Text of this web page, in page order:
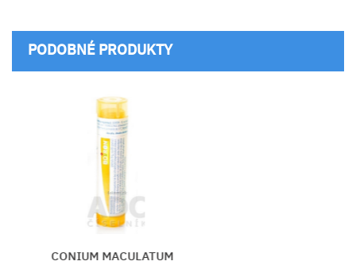
PODOBNÉ PRODUKTY
CONIUM MACULATUM